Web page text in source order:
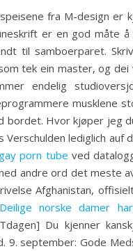
fra M-design er
er en god måte
til samboerparet.
tek ein master, og
endelig
musklene
bordet. Hvor kjøper jeg
Verschulden lediglich auf
porn tube ved
andre ord det meste
Afghanistan,
Deilige norske damer
Du kjenner
9. september: Gode